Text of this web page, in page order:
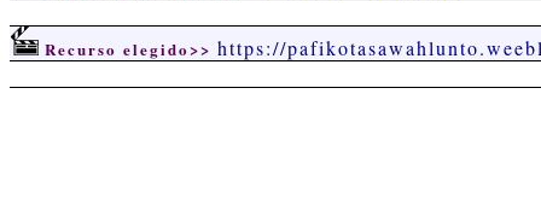
Recurso elegido>> https://